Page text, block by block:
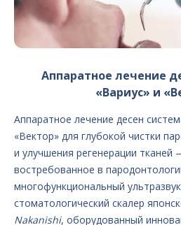
Аппаратное лечение
«Вариус» и
Аппаратное лечение десен
«Вектор» для глубокой чистки
и улучшения регенерации тканей
востребованное в
многофункциональный
стоматологический скалер
Nakanishi, оборудованный